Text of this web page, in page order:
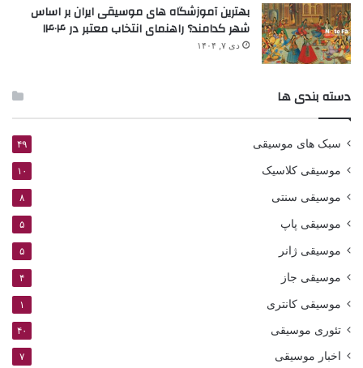
بهترین آموزشگاه های موسیقی ایران بر اساس
شهر کدامند؟ راهنمای انتخاب معتبر در ۱۴۰۴
دی ۷, ۱۴۰۴
دسته بندی ها
سبک های موسیقی ۴۹
موسیقی کلاسیک ۱۰
موسیقی سنتی ۸
موسیقی پاپ ۵
موسیقی ژانر ۵
موسیقی جاز ۴
موسیقی کانتری ۱
تئوری موسیقی ۴۰
اخبار موسیقی ۷